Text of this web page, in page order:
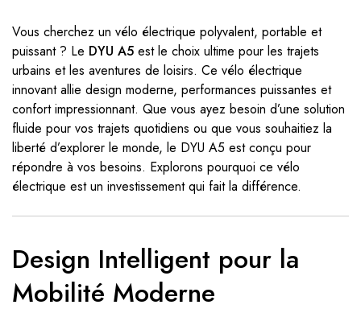
Vous cherchez un vélo électrique polyvalent, portable et
puissant ? Le DYU A5 est le choix ultime pour les trajets
urbains et les aventures de loisirs. Ce vélo électrique
innovant allie design moderne, performances puissantes et
confort impressionnant. Que vous ayez besoin d’une solution
fluide pour vos trajets quotidiens ou que vous souhaitiez la
liberté d’explorer le monde, le DYU A5 est conçu pour
répondre à vos besoins. Explorons pourquoi ce vélo
électrique est un investissement qui fait la différence.
Design Intelligent pour la
Mobilité Moderne